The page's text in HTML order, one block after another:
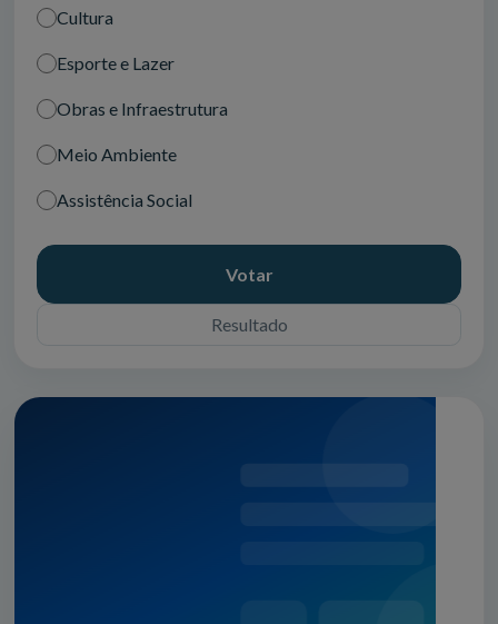
Cultura
Esporte e Lazer
Obras e Infraestrutura
Meio Ambiente
Assistência Social
Votar
Resultado